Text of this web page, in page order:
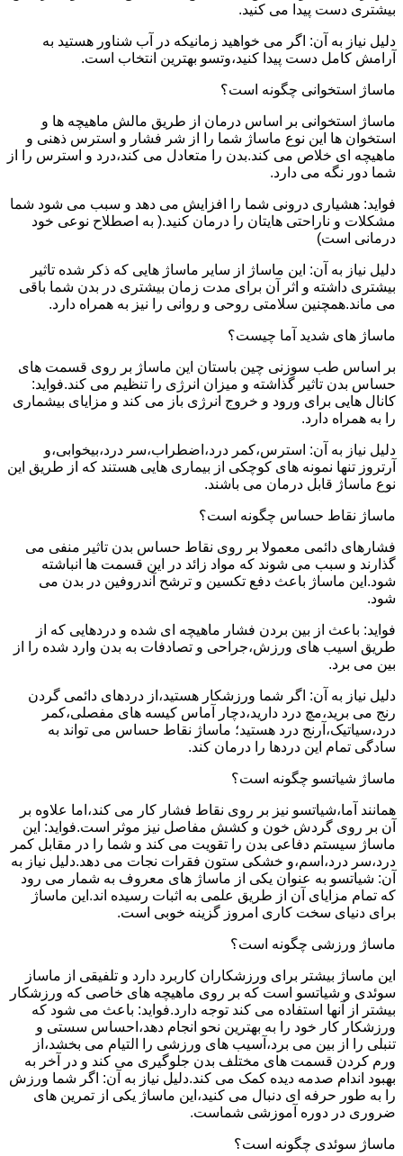
بیشتری دست پیدا می کنید.
دلیل نیاز به آن: اگر می خواهید زمانیکه در آب شناور هستید به
آرامش کامل دست پیدا کنید،وتسو بهترین انتخاب است.
ماساژ استخوانی چگونه است؟
ماساژ استخوانی بر اساس درمان از طریق مالش ماهیچه ها و
استخوان ها این نوع ماساژ شما را از شر فشار و استرس ذهنی و
ماهیچه ای خلاص می کند.بدن را متعادل می کند،درد و استرس را از
شما دور نگه می دارد.
فواید: هشیاری درونی شما را افزایش می دهد و سبب می شود شما
مشکلات و ناراحتی هایتان را درمان کنید.( به اصطلاح نوعی خود
درمانی است)
دلیل نیاز به آن: این ماساژ از سایر ماساژ هایی که ذکر شده تاثیر
بیشتری داشته و اثر آن برای مدت زمان بیشتری در بدن شما باقی
می ماند.همچنین سلامتی روحی و روانی را نیز به همراه دارد.
ماساژ های شدید آما چیست؟
بر اساس طب سوزنی چین باستان این ماساژ بر روی قسمت های
حساس بدن تاثیر گذاشته و میزان انرژی را تنظیم می کند.فواید:
کانال هایی برای ورود و خروج انرژی باز می کند و مزایای بیشماری
را به همراه دارد.
دلیل نیاز به آن: استرس،کمر درد،اضطراب،سر درد،بیخوابی،و
آرتروز تنها نمونه های کوچکی از بیماری هایی هستند که از طریق این
نوع ماساژ قابل درمان می باشند.
ماساژ نقاط حساس چگونه است؟
فشارهای دائمی معمولا بر روی نقاط حساس بدن تاثیر منفی می
گذارند و سبب می شوند که مواد زائد در این قسمت ها انباشته
شود.این ماساژ باعث دفع تکسین و ترشح آندروفین در بدن می
شود.
فواید: باعث از بین بردن فشار ماهیچه ای شده و دردهایی که از
طریق اسیب های ورزش،جراحی و تصادفات به بدن وارد شده را از
بین می برد.
دلیل نیاز به آن: اگر شما ورزشکار هستید،از دردهای دائمی گردن
رنج می برید،مچ درد دارید،دچار آماس کیسه های مفصلی،کمر
درد،سیاتیک،آرنج درد هستید؛ ماساژ نقاط حساس می تواند به
سادگی تمام این دردها را درمان کند.
ماساژ شیاتسو چگونه است؟
همانند آما،شیاتسو نیز بر روی نقاط فشار کار می کند،اما علاوه بر
آن بر روی گردش خون و کشش مفاصل نیز موثر است.فواید: این
ماساژ سیستم دفاعی بدن را تقویت می کند و شما را در مقابل کمر
درد،سر درد،اسم،و خشکی ستون فقرات نجات می دهد.دلیل نیاز به
آن: شیاتسو به عنوان یکی از ماساژ های معروف به شمار می رود
که تمام مزایای آن از طریق علمی به اثبات رسیده اند.این ماساژ
برای دنیای سخت کاری امروز گزینه خوبی است.
ماساژ ورزشی چگونه است؟
این ماساژ بیشتر برای ورزشکاران کاربرد دارد و تلفیقی از ماساز
سوئدی و شیاتسو است که بر روی ماهیچه های خاصی که ورزشکار
بیشتر از آنها استفاده می کند توجه دارد.فواید: باعث می شود که
ورزشکار کار خود را به بهترین نحو انجام دهد،احساس سستی و
تنبلی را از بین می برد،آسیب های ورزشی را التیام می بخشد،از
ورم کردن قسمت های مختلف بدن جلوگیری می کند و در آخر به
بهبود اندام صدمه دیده کمک می کند.دلیل نیاز به آن: اگر شما ورزش
را به طور حرفه ای دنبال می کنید،این ماساژ یکی از تمرین های
ضروری در دوره آموزشی شماست.
ماساژ سوئدی چگونه است؟